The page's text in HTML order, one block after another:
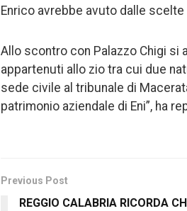
Enrico avrebbe avuto dalle scelte
Allo scontro con Palazzo Chigi si
appartenuti allo zio tra cui due
sede civile al tribunale di
patrimonio aziendale di Eni”, ha
Previous Post
REGGIO CALABRIA RICORDA